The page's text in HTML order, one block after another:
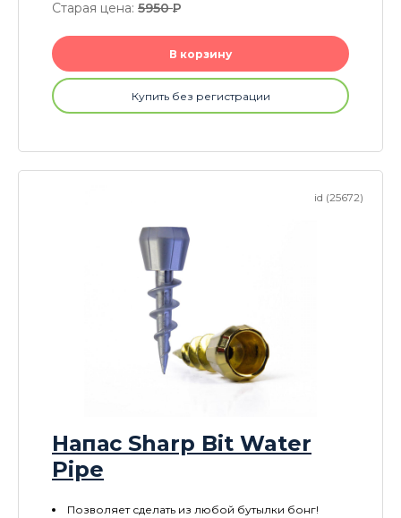
Старая цена: 5950P
В корзину
Купить без регистрации
id (25672)
Напас Sharp Bit Water
Pipe
Позволяет сделать из любой бутылки бонг!